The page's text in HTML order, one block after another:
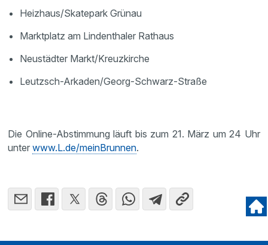
Heizhaus/Skatepark Grünau
Marktplatz am Lindenthaler Rathaus
Neustädter Markt/Kreuzkirche
Leutzsch-Arkaden/Georg-Schwarz-Straße
Die Online-Abstimmung läuft bis zum 21. März um 24 Uhr
unterwww.L.de/meinBrunnen.